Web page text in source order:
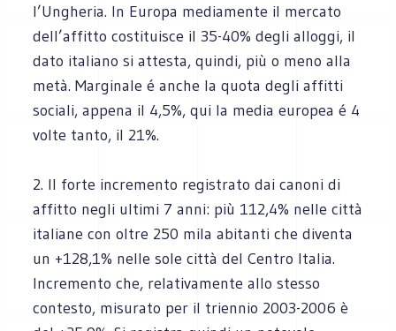
l’Ungheria. In Europa mediamente il mercato
dell’affitto costituisce il 35-40% degli alloggi, il
dato italiano si attesta, quindi, più o meno alla
metà. Marginale é anche la quota degli affitti
sociali, appena il 4,5%, qui la media europea é 4
volte tanto, il 21%.
2. Il forte incremento registrato dai canoni di
affitto negli ultimi 7 anni: più 112,4% nelle città
italiane con oltre 250 mila abitanti che diventa
un +128,1% nelle sole città del Centro Italia.
Incremento che, relativamente allo stesso
contesto, misurato per il triennio 2003-2006 è